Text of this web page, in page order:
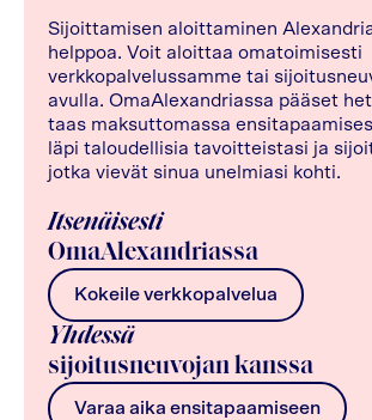
Sijoittamisen aloittaminen
helppoa. Voit aloittaa omatoimisesti
verkkopalvelussamme tai
avulla. OmaAlexandriassa pääset
taas maksuttomassa
läpi taloudellisia tavoitteistasi ja
jotka vievät sinua unelmiasi kohti.
Itsenäisesti
OmaAlexandriassa
Kokeile verkkopalvelua
Yhdessä
sijoitusneuvojan kanssa
Varaa aika ensitapaamiseen